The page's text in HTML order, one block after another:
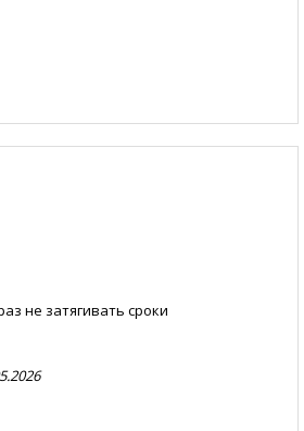
не затягивать сроки